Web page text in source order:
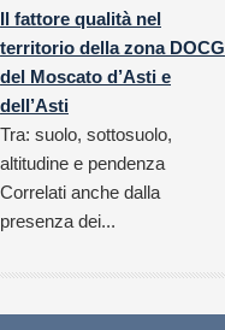
Il fattore qualità nel
territorio della zona DOCG
del Moscato d’Asti e
dell’Asti
Tra: suolo, sottosuolo,
altitudine e pendenza
Correlati anche dalla
presenza dei...